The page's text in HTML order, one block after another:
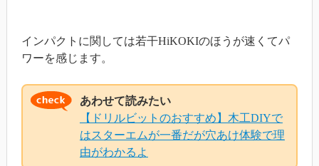
インパクトに関しては若干HiKOKIのほうが速くてパ
ワーを感じます。
あわせて読みたい
【ドリルビットのおすすめ】木工DIYで
はスターエムが一番だが穴あけ体験で理
由がわかるよ